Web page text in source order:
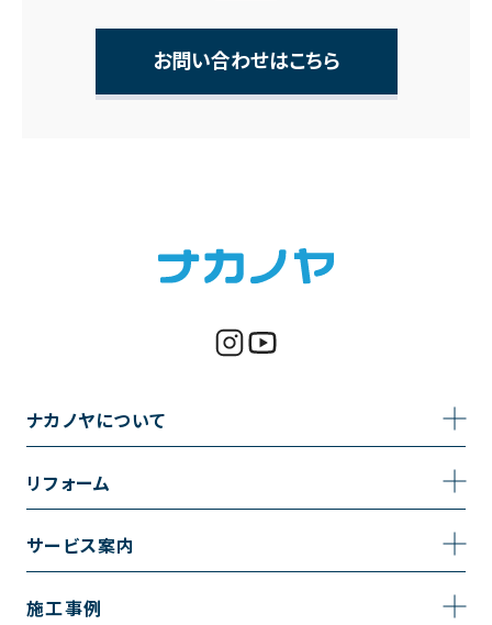
お問い合わせはこちら
ナカノヤについて
事業内容
採用情報
リフォーム
トイレのリフォーム
サービス案内
サービスの流れ
施工事例